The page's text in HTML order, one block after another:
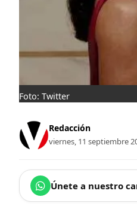
Foto: Twitter
Redacción
viernes, 11 septiembre
Únete a nuestro